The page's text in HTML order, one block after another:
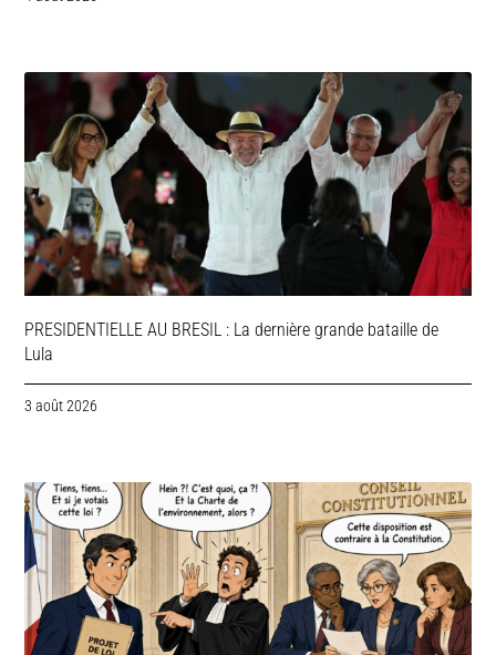
PRESIDENTIELLE AU BRESIL : La dernière grande bataille de
Lula
3 août 2026